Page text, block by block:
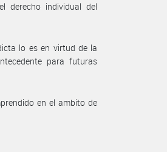
derecho individual del
lo es en virtud de la
para futuras
en el ambito de